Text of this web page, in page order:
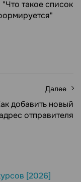
такое список
Далее
добавить новый
отправителя
[2026]